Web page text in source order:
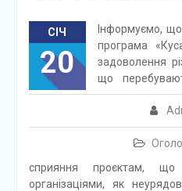
СІЧ
20
Інформуємо,
програма
задоволення
що
сприяння проєктам, що
організаціями, як